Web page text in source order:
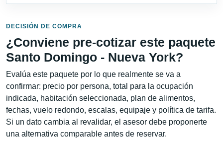
DECISIÓN DE COMPRA
¿Conviene pre-cotizar este paquete
Santo Domingo - Nueva York?
Evalúa este paquete por lo que realmente se va a
confirmar: precio por persona, total para la ocupación
indicada, habitación seleccionada, plan de alimentos,
fechas, vuelo redondo, escalas, equipaje y política de tarifa.
Si un dato cambia al revalidar, el asesor debe proponerte
una alternativa comparable antes de reservar.